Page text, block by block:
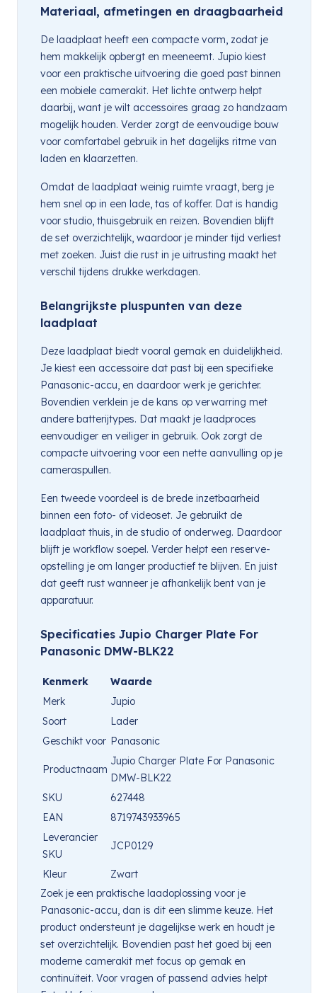
Materiaal, afmetingen en draagbaarheid
De laadplaat heeft een compacte vorm, zodat je
hem makkelijk opbergt en meeneemt. Jupio kiest
voor een praktische uitvoering die goed past binnen
een mobiele camerakit. Het lichte ontwerp helpt
daarbij, want je wilt accessoires graag zo handzaam
mogelijk houden. Verder zorgt de eenvoudige bouw
voor comfortabel gebruik in het dagelijks ritme van
laden en klaarzetten.
Omdat de laadplaat weinig ruimte vraagt, berg je
hem snel op in een lade, tas of koffer. Dat is handig
voor studio, thuisgebruik en reizen. Bovendien blijft
de set overzichtelijk, waardoor je minder tijd verliest
met zoeken. Juist die rust in je uitrusting maakt het
verschil tijdens drukke werkdagen.
Belangrijkste pluspunten van deze
laadplaat
Deze laadplaat biedt vooral gemak en duidelijkheid.
Je kiest een accessoire dat past bij een specifieke
Panasonic-accu, en daardoor werk je gerichter.
Bovendien verklein je de kans op verwarring met
andere batterijtypes. Dat maakt je laadproces
eenvoudiger en veiliger in gebruik. Ook zorgt de
compacte uitvoering voor een nette aanvulling op je
cameraspullen.
Een tweede voordeel is de brede inzetbaarheid
binnen een foto- of videoset. Je gebruikt de
laadplaat thuis, in de studio of onderweg. Daardoor
blijft je workflow soepel. Verder helpt een reserve-
opstelling je om langer productief te blijven. En juist
dat geeft rust wanneer je afhankelijk bent van je
apparatuur.
Specificaties Jupio Charger Plate For
Panasonic DMW-BLK22
Kenmerk
Waarde
Merk
Jupio
Soort
Lader
Geschikt voor Panasonic
Productnaam
Jupio Charger Plate For Panasonic
DMW-BLK22
SKU
627448
EAN
8719743933965
Leverancier
SKU
JCP0129
Kleur
Zwart
Zoek je een praktische laadoplossing voor je
Panasonic-accu, dan is dit een slimme keuze. Het
product ondersteunt je dagelijkse werk en houdt je
set overzichtelijk. Bovendien past het goed bij een
moderne camerakit met focus op gemak en
continuïteit. Voor vragen of passend advies helpt